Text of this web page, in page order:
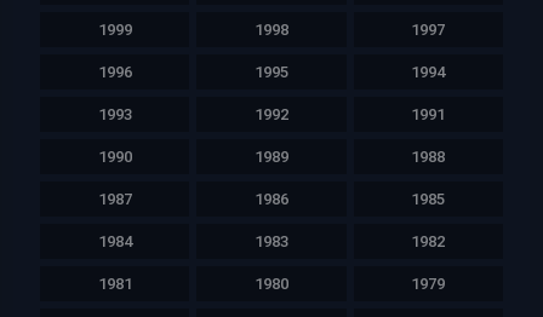
1999 1998 1997
1996 1995 1994
1993 1992 1991
1990 1989 1988
1987 1986 1985
1984 1983 1982
1981 1980 1979